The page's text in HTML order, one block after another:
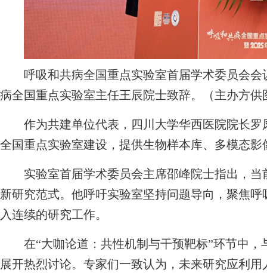
呼吸和共病全国重点实验室首届学术委员会会
病全国重点实验室主任王辰院士致辞。（主办方供
作为共建单位代表，四川大学华西医院院长罗
全国重点实验室建设，提供生物样本库、多模态
实验室首届学术委员会主席邵峰院士指出，当
新研究范式。他呼吁实验室坚持问题导向，聚焦
入连续的研究工作。
在“大咖论道：共性机制与干预靶标”环节中，
展开热烈讨论。专家们一致认为，未来研究应利